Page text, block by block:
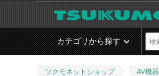
カテゴリから探す
ツクモネットショップ AV機器